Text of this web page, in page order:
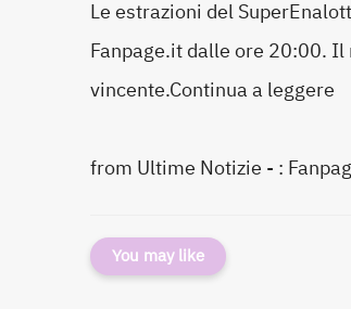
Le estrazioni del
Fanpage.it dalle ore 20:00.
vincente.Continua a leggere
from Ultime Notizie - :
You may like